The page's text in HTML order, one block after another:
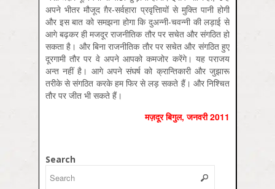
अपने भीतर मौजूद ग़ैर-सर्वहारा प्रवृत्तिायों से मुक्ति पानी होगी
और इस बात को समझना होगा कि दुअन्नी-चवन्नी की लड़ाई से
आगे बढ़कर ही मजदूर राजनीतिक तौर पर सचेत और संगठित हो
सकता है। और बिना राजनीतिक तौर पर सचेत और संगठित हुए
दूरगामी तौर पर वे अपने आपको कमजोर करेंगे। यह पराजय
अन्त नहीं है। आगे अपने संघर्ष को क्रान्तिकारी और जुझारू
तरीके से संगठित करके हम फिर से लड़ सकते हैं। और निश्चित
तौर पर जीत भी सकते हैं।
मज़दूर बिगुल, जनवरी 2011
Search